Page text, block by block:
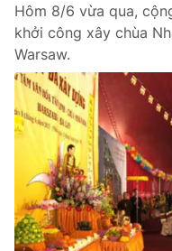
thông tin từ website này.
Hôm 8/6 vừa qua,
khởi công xây chùa
Warsaw.